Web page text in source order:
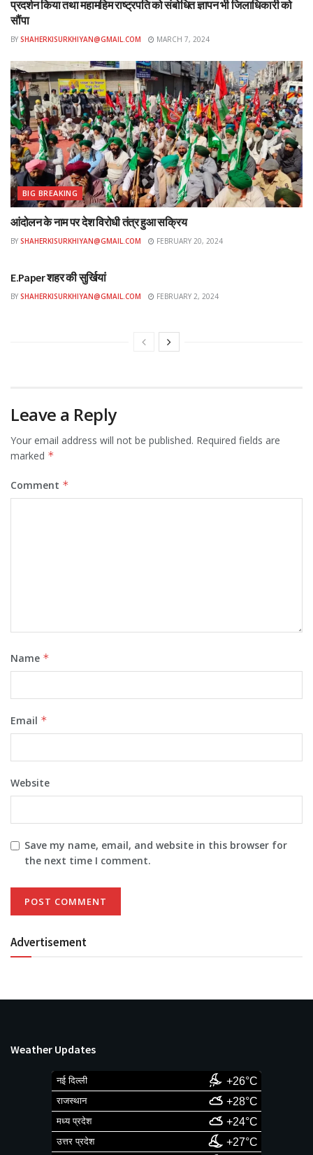
प्रदर्शन किया तथा महामहिम राष्ट्रपति को संबोधित ज्ञापन भी जिलाधिकारी को
सौंपा
BY SHAHERKISURKHIYAN@GMAIL.COM MARCH 7, 2024
BIG BREAKING
आंदोलन के नाम पर देश विरोधी तंत्र हुआ सक्रिय
BY SHAHERKISURKHIYAN@GMAIL.COM FEBRUARY 20, 2024
E.Paper शहर की सुर्खियां
BY SHAHERKISURKHIYAN@GMAIL.COM FEBRUARY 2, 2024
Leave a Reply
Your email address will not be published. Required fields are
marked *
Comment *
Name *
Email *
Website
Save my name, email, and website in this browser for
the next time I comment.
Advertisement
Weather Updates
नई दिल्ली +26°C
राजस्थान +28°C
मध्य प्रदेश +24°C
उत्तर प्रदेश +27°C